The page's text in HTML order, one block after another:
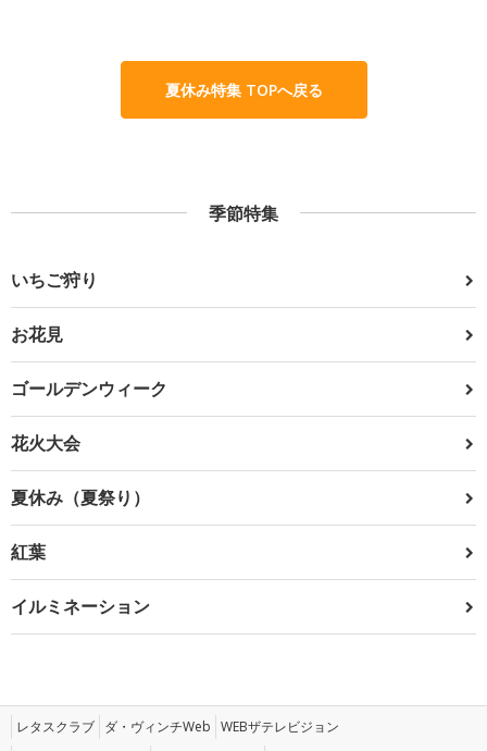
夏休み特集 TOPへ戻る
季節特集
いちご狩り
お花見
ゴールデンウィーク
花火大会
夏休み（夏祭り）
紅葉
イルミネーション
レタスクラブ ダ・ヴィンチWeb WEBザテレビジョン